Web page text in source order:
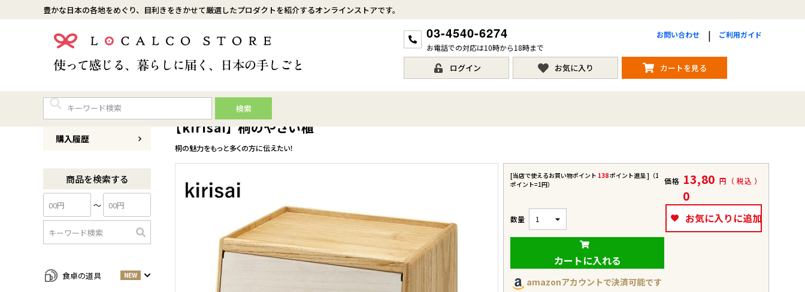
豊かな日本の各地をめぐり、目利きをきかせて厳選したプロダクトを紹介するオンラインストアです。
03-4540-6274
お電話での対応は10時から18時まで
お問い合わせ ご利用ガイド
ログイン お気に入り カートを見る
検索
購入履歴
商品を検索する
〜
検
食卓の道具 NEW
桐の魅力をもっと多くの方に伝えたい！
【kirisai】 桐のやさい櫃
0220-OSPY-1
[当店で使えるお買い物ポイント 138ポイント進呈 ]（1
ポイント=1円）
価格 13,80
0
税込
お気に入りに追加
カートに入れる
amazonアカウントで決済可能です